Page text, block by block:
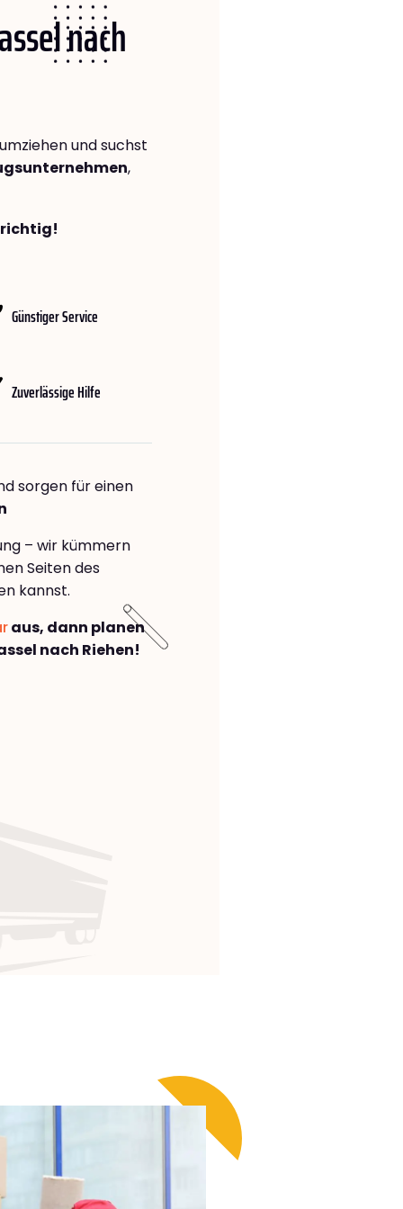
nach
und suchst
,
richtig!
Günstiger Service
Zuverlässige Hilfe
sorgen für einen
– wir kümmern
Seiten des
kannst.
aus, dann planen
nach Riehen!